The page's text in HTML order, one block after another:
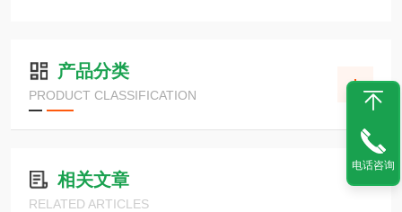
产品分类
PRODUCT CLASSIFICATION
相关文章
RELATED ARTICLES
电话咨询